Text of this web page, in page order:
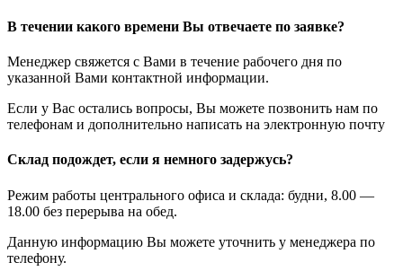
В течении какого времени Вы отвечаете по заявке?
Менеджер свяжется с Вами в течение рабочего дня по
указанной Вами контактной информации.
Если у Вас остались вопросы, Вы можете позвонить нам по
телефонам и дополнительно написать на электронную почту
Склад подождет, если я немного задержусь?
Режим работы центрального офиса и склада: будни, 8.00 —
18.00 без перерыва на обед.
Данную информацию Вы можете уточнить у менеджера по
телефону.